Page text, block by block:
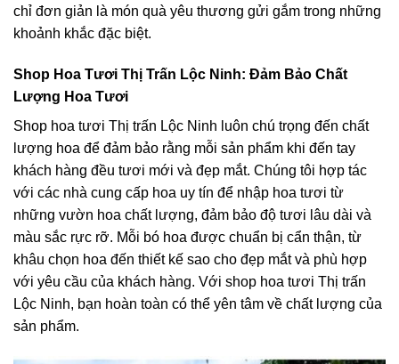
chỉ đơn giản là món quà yêu thương gửi gắm trong những
khoảnh khắc đặc biệt.
Shop Hoa Tươi Thị Trấn Lộc Ninh: Đảm Bảo Chất
Lượng Hoa Tươi
Shop hoa tươi Thị trấn Lộc Ninh luôn chú trọng đến chất
lượng hoa để đảm bảo rằng mỗi sản phẩm khi đến tay
khách hàng đều tươi mới và đẹp mắt. Chúng tôi hợp tác
với các nhà cung cấp hoa uy tín để nhập hoa tươi từ
những vườn hoa chất lượng, đảm bảo độ tươi lâu dài và
màu sắc rực rỡ. Mỗi bó hoa được chuẩn bị cẩn thận, từ
khâu chọn hoa đến thiết kế sao cho đẹp mắt và phù hợp
với yêu cầu của khách hàng. Với shop hoa tươi Thị trấn
Lộc Ninh, bạn hoàn toàn có thể yên tâm về chất lượng của
sản phẩm.